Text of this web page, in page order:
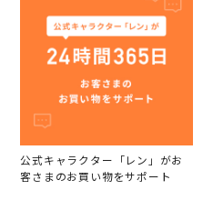
公式キャラクター「レン」がお
客さまのお買い物をサポート